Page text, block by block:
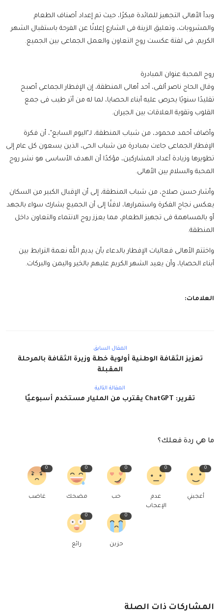
وبدأ الأهالى التجهيز للمائدة مبكرًا، حيث تم إعداد أصناف الطعام
والمشروبات، وتعليق الزينة فى الشارع إعلانًا عن الفرحة باستقبال الشهر
الكريم، فى لفتة عكست روح التعاون والعمل الجماعى بين الجميع.
روح المحبة عنوان المبادرة
وقال الحاج ناصر ألفى، أحد أهالى المنطقة، إن الإفطار الجماعى أصبح
تقليدًا سنويًا يحرص عليه أبناء الحصايا، لما له من أثر طيب فى جمع
القلوب وتقوية العلاقات بين الجيران.
وأضاف أحمد محمود، من شباب المنطقة، لـ"اليوم السابع"، أن فكرة
الإفطار الجماعى جاءت بمبادرة من شباب الحى، الذين يسعون كل عام إلى
تطويرها وزيادة أعداد المشاركين، مؤكدًا أن الهدف الأساسى هو نشر روح
المحبة والسلام بين الأهالى.
وأشار حسن صلاح، من شباب المنطقة، إلى أن الإقبال الكبير من السكان
يعكس نجاح الفكرة واستمرارها، لافتًا إلى أن الجميع يشارك سواء بالجهد
أو بالمساهمة فى تجهيز الطعام، مما يعزز روح الانتماء والتعاون داخل
المنطقة.
واختتم الأهالى فعاليات الإفطار بالدعاء بأن يديم الله نعمة الترابط بين
أبناء الحصايا، وأن يعيد الشهر الكريم عليهم بالخير واليمن والبركات.
العلامات:
المقال السابق
تعزيز الثقافة الوطنية أولوية خطة وزيرة الثقافة بالمرحلة
المقبلة
المقالة التالية
تقرير: ChatGPT يقترب من المليار مستخدم أسبوعيًا
ما هي ردة فعلك؟
0
أعجبني
0
عدم
الإعجاب
0
حب
0
مضحك
0
غاضب
0
حزين
0
رائع
المشاركات ذات الصلة